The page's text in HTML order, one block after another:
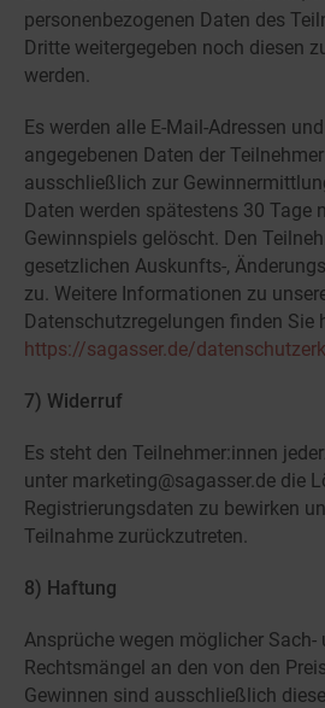
personenbezogenen Daten des
Dritte weitergegeben noch diesen
werden.
Es werden alle E-Mail-Adressen
angegebenen Daten der
ausschließlich zur
Daten werden spätestens 30 Tage
Gewinnspiels gelöscht. Den
gesetzlichen Auskunfts-,
zu. Weitere Informationen zu
Datenschutzregelungen finden Sie
https://sagasser.de/
7) Widerruf
Es steht den Teilnehmer:innen
unter marketing@sagasser.de die
Registrierungsdaten zu bewirken
Teilnahme zurückzutreten.
8) Haftung
Ansprüche wegen möglicher Sach-
Rechtsmängel an den von den
Gewinnen sind ausschließlich